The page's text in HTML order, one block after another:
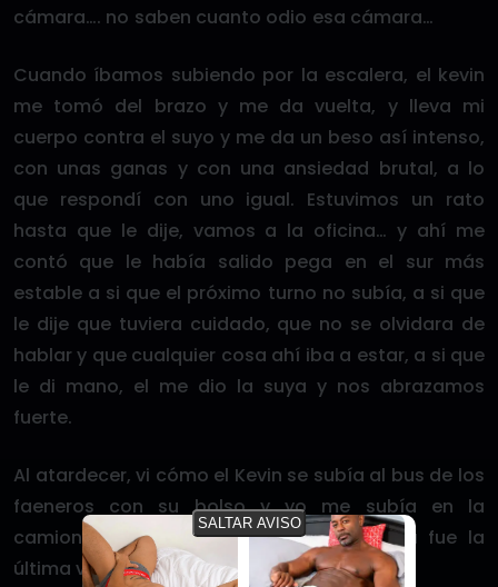
cámara…. no saben cuanto odio esa cámara…
Cuando íbamos subiendo por la escalera, el kevin
me tomó del brazo y me da vuelta, y lleva mi
cuerpo contra el suyo y me da un beso así intenso,
con unas ganas y con una ansiedad brutal, a lo
que respondí con uno igual. Estuvimos un rato
hasta que le dije, vamos a la oficina… y ahí me
contó que le había salido pega en el sur más
estable a si que el próximo turno no subía, a si que
le dije que tuviera cuidado, que no se olvidara de
hablar y que cualquier cosa ahí iba a estar, a si que
le di mano, el me dio la suya y nos abrazamos
fuerte.
Al atardecer, vi cómo el Kevin se subía al bus de los
faeneros con su bolso y yo me subía en la
camioneta con otros administrativos. Esa fue la
última vez que lo ví.
SALTAR AVISO